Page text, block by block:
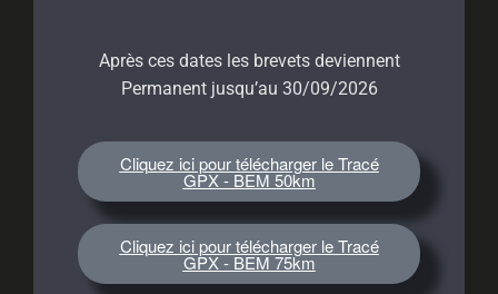
Après ces dates les brevets deviennent
Permanent jusqu’au 30/09/2026
Cliquez ici pour télécharger le Tracé
GPX - BEM 50km
Cliquez ici pour télécharger le Tracé
GPX - BEM 75km